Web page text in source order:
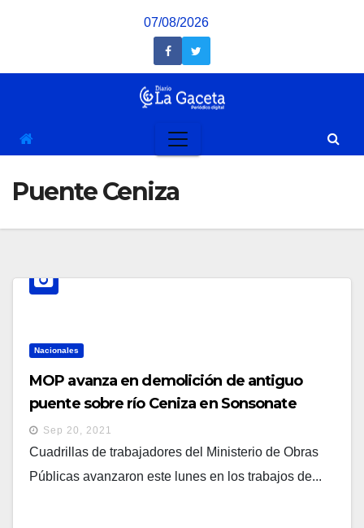
07/08/2026
Puente Ceniza
Nacionales
MOP avanza en demolición de antiguo
puente sobre río Ceniza en Sonsonate
Sep 20, 2021
Cuadrillas de trabajadores del Ministerio de Obras
Públicas avanzaron este lunes en los trabajos de...